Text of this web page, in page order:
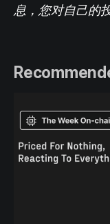
息，您对自己的